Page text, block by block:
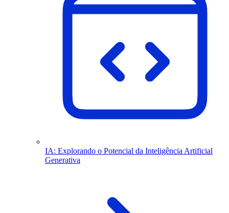
IA: Explorando o Potencial da Inteligência Artificial
Generativa